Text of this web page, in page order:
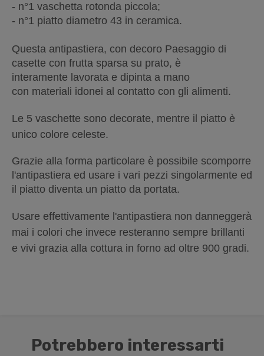
- n°1 vaschetta rotonda piccola;
- n°1 piatto diametro 43 in ceramica.
Questa antipastiera, con decoro Paesaggio di
casette con frutta sparsa su prato, è
interamente lavorata e dipinta a mano
con materiali idonei al contatto con gli alimenti.
Le 5 vaschette sono decorate, mentre il piatto è
unico colore celeste.
Grazie alla forma particolare è possibile scomporre
l'antipastiera ed usare i vari pezzi singolarmente ed
il piatto diventa un piatto da portata.
Usare effettivamente l'antipastiera non danneggerà
mai i colori che invece resteranno sempre brillanti
e vivi grazia alla cottura in forno ad oltre 900 gradi.
Potrebbero interessarti